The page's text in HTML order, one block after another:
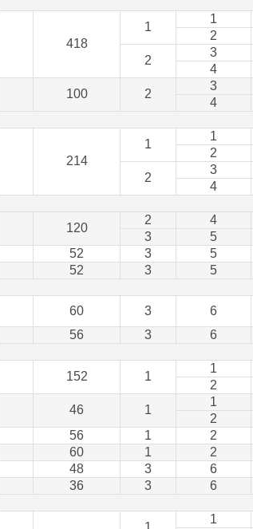
418
1
1
2
2
3
4
100 2
3
4
214
1
1
2
2
3
4
120
2 4
3
5
52 3 5
52 3 5
60 3 6
56 3 6
152 1
1
2
46 1
1
2
56 1 2
60 1 2
48 3 6
36 3 6
1